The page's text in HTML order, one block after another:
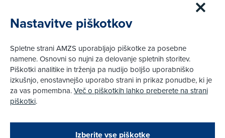
Zapri
Podarjamo vam 10 €!
Postanite član AMZS
Zakaj (p)ostati član?
Kako vam pomagamo
Pravni vidiki
Piškotki
Pravno obvestilo
Nastavitve piškotkov
Spletne strani AMZS uporabljajo piškotke za posebne
namene. Osnovni so nujni za delovanje spletnih storitev.
Piškotki analitike in trženja pa nudijo boljšo uporabniško
izkušnjo, enostavnejšo uporabo strani in prikaz ponudbe, ki je
za vas pomembna.Več o piškotkih lahko preberete na strani
piškotki.
Izberite vse piškotke